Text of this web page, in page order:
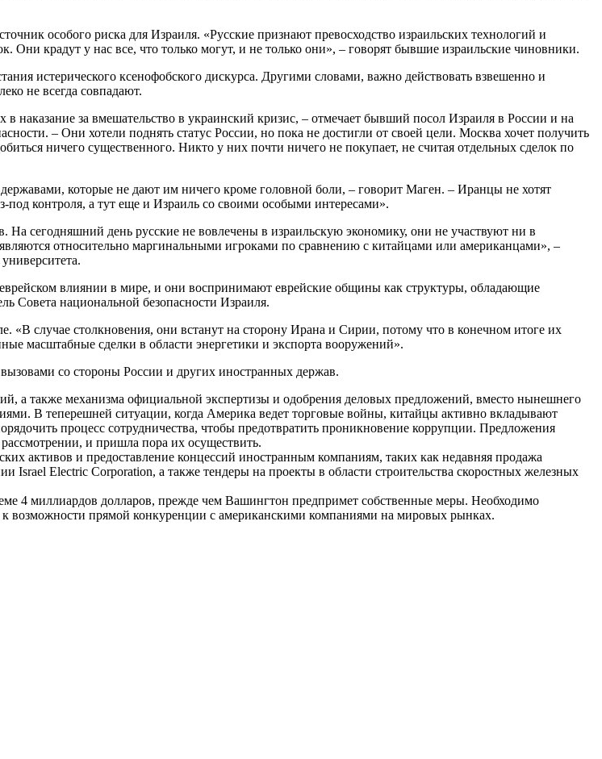
особого риска для Израиля. «Русские признают превосходство израильских технологий и
Они крадут у нас все, что только могут, и не только они», – говорят бывшие израильские чиновники.
истерического ксенофобского дискурса. Другими словами, важно действовать взвешенно и
не всегда совпадают.
наказание за вмешательство в украинский кризис, – отмечает бывший посол Израиля в России и на
– Они хотели поднять статус России, но пока не достигли от своей цели. Москва хочет получить
ничего существенного. Никто у них почти ничего не покупает, не считая отдельных сделок по
которые не дают им ничего кроме головной боли, – говорит Маген. – Иранцы не хотят
под контроля, а тут еще и Израиль со своими особыми интересами».
сегодняшний день русские не вовлечены в израильскую экономику, они не участвуют ни в
относительно маргинальными игроками по сравнению с китайцами или американцами», –
влиянии в мире, и они воспринимают еврейские общины как структуры, обладающие
Совета национальной безопасности Израиля.
«В случае столкновения, они встанут на сторону Ирана и Сирии, потому что в конечном итоге их
масштабные сделки в области энергетики и экспорта вооружений».
со стороны России и других иностранных держав.
а также механизма официальной экспертизы и одобрения деловых предложений, вместо нынешнего
В теперешней ситуации, когда Америка ведет торговые войны, китайцы активно вкладывают
процесс сотрудничества, чтобы предотвратить проникновение коррупции. Предложения
рассмотрении, и пришла пора их осуществить.
активов и предоставление концессий иностранным компаниям, таких как недавняя продажа
Israel Electric Corporation, а также тендеры на проекты в области строительства скоростных железных
4 миллиардов долларов, прежде чем Вашингтон предпримет собственные меры. Необходимо
возможности прямой конкуренции с американскими компаниями на мировых рынках.